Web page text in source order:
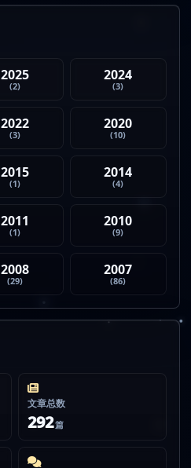
2025
(2)
2024
(3)
2022
(3)
2020
(10)
2015
(1)
2014
(4)
2011
(1)
2010
(9)
2008
(29)
2007
(86)
文章总数
292篇